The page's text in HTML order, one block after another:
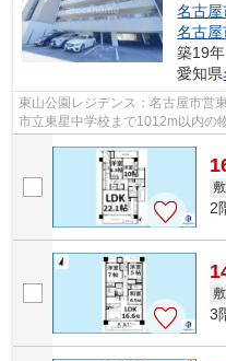
名古
名古
築19
愛知県
東山公園レジデンス：名古屋市営
市立東星中学校まで1012m以内の
ごみ置き場など様々な設備やサー
2
3